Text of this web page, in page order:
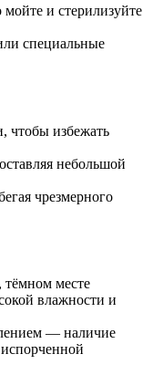
и стерилизуйте
специальные
чтобы избежать
небольшой
чрезмерного
тёмном месте
влажности и
— наличие